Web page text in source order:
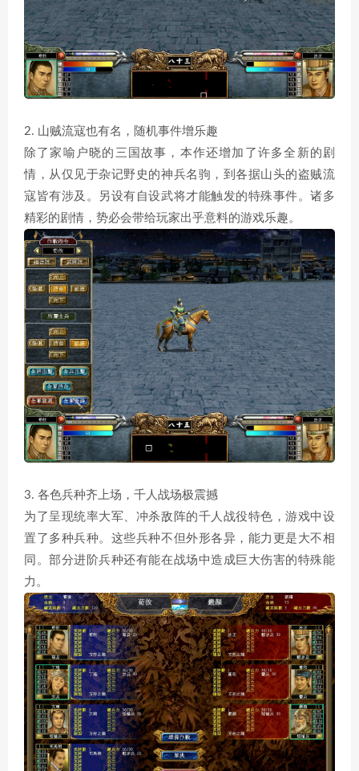
2. 山贼流寇也有名，随机事件增乐趣
除了家喻户晓的三国故事，本作还增加了许多全新的剧
情，从仅见于杂记野史的神兵名驹，到各据山头的盗贼流
寇皆有涉及。另设有自设武将才能触发的特殊事件。诸多
精彩的剧情，势必会带给玩家出乎意料的游戏乐趣。
3. 各色兵种齐上场，千人战场极震撼
为了呈现统率大军、冲杀敌阵的千人战役特色，游戏中设
置了多种兵种。这些兵种不但外形各异，能力更是大不相
同。部分进阶兵种还有能在战场中造成巨大伤害的特殊能
力。